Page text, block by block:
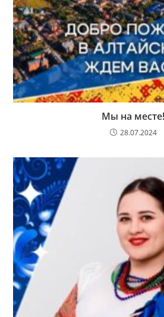
Мы на месте!
28.07.2024